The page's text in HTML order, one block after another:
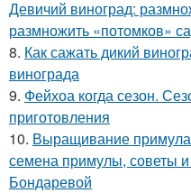
Девичий виноград:
размножить «потомков»
8. Как сажать дикий
винограда
9. Фейхоа когда сезон.
приготовления
10. Выращивание примула
семена примулы, советы и
Бондаревой